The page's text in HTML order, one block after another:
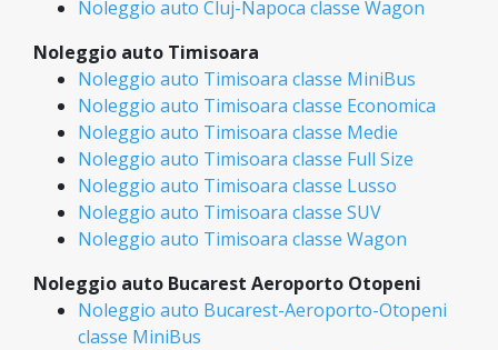
Noleggio auto Cluj-Napoca classe Wagon
Noleggio auto Timisoara
Noleggio auto Timisoara classe MiniBus
Noleggio auto Timisoara classe Economica
Noleggio auto Timisoara classe Medie
Noleggio auto Timisoara classe Full Size
Noleggio auto Timisoara classe Lusso
Noleggio auto Timisoara classe SUV
Noleggio auto Timisoara classe Wagon
Noleggio auto Bucarest Aeroporto Otopeni
Noleggio auto Bucarest-Aeroporto-Otopeni
classe MiniBus